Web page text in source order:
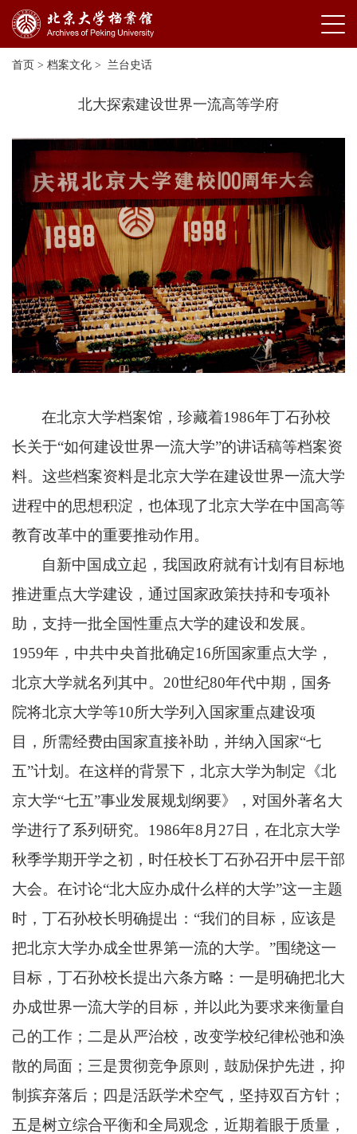
首页 > 档案文化 > 兰台史话
北大探索建设世界一流高等学府
在北京大学档案馆，珍藏着1986年丁石孙校
长关于“如何建设世界一流大学”的讲话稿等档案资
料。这些档案资料是北京大学在建设世界一流大学
进程中的思想积淀，也体现了北京大学在中国高等
教育改革中的重要推动作用。
自新中国成立起，我国政府就有计划有目标地
推进重点大学建设，通过国家政策扶持和专项补
助，支持一批全国性重点大学的建设和发展。
1959年，中共中央首批确定16所国家重点大学，
北京大学就名列其中。20世纪80年代中期，国务
院将北京大学等10所大学列入国家重点建设项
目，所需经费由国家直接补助，并纳入国家“七
五”计划。在这样的背景下，北京大学为制定《北
京大学“七五”事业发展规划纲要》，对国外著名大
学进行了系列研究。1986年8月27日，在北京大学
秋季学期开学之初，时任校长丁石孙召开中层干部
大会。在讨论“北大应办成什么样的大学”这一主题
时，丁石孙校长明确提出：“我们的目标，应该是
把北京大学办成全世界第一流的大学。”围绕这一
目标，丁石孙校长提出六条方略：一是明确把北大
办成世界一流大学的目标，并以此为要求来衡量自
己的工作；二是从严治校，改变学校纪律松弛和涣
散的局面；三是贯彻竞争原则，鼓励保护先进，抑
制摈弃落后；四是活跃学术空气，坚持双百方针；
五是树立综合平衡和全局观念，近期着眼于质量，